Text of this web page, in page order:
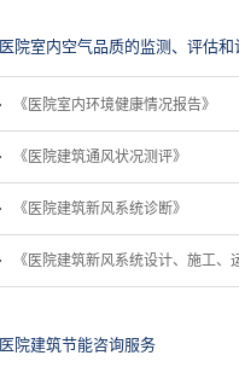
医院室内空气品质的监测、评估和
《医院室内环境健康情况报告》
《医院建筑通风状况测评》
《医院建筑新风系统诊断》
《医院建筑新风系统设计、施工、
医院建筑节能咨询服务